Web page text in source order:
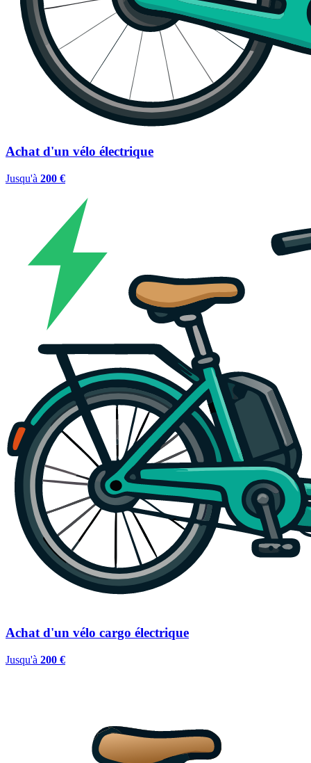
Achat d'un vélo électrique
Jusqu'à 200 €
Achat d'un vélo cargo électrique
Jusqu'à 200 €